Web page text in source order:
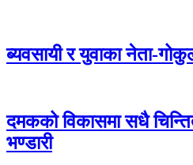
ब्यवसायी र युवाका नेता-
दमकको विकासमा सधै
भण्डारी